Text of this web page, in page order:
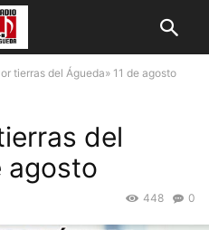
herramientas
tierras del Águeda» 11 de agosto
del
agosto
0
448